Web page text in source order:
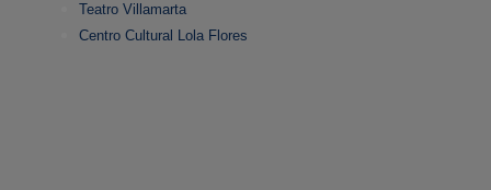
Teatro Villamarta
Centro Cultural Lola Flores